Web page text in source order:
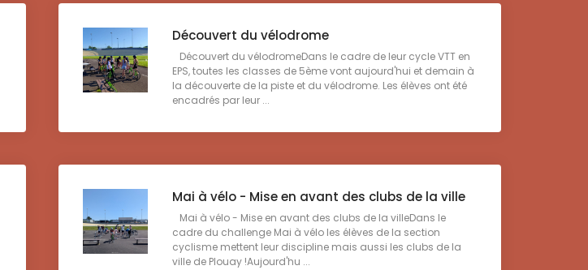
Découvert du vélodrome
Découvert du vélodromeDans le cadre de leur cycle VTT en
EPS, toutes les classes de 5ème vont aujourd'hui et demain à
la découverte de la piste et du vélodrome. Les élèves ont été
encadrés par leur ...
Mai à vélo - Mise en avant des clubs de la ville
Mai à vélo - Mise en avant des clubs de la villeDans le
cadre du challenge Mai à vélo les élèves de la section
cyclisme mettent leur discipline mais aussi les clubs de la
ville de Plouay !Aujourd'hu ...